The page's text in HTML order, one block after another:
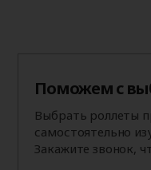
Поможем с
Выбрать роллеты
самостоятельно
Закажите звонок,